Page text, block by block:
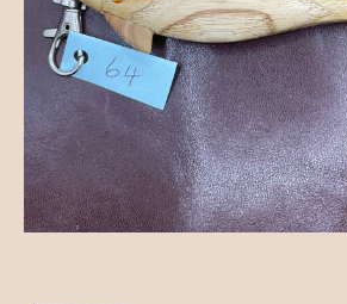
カートを確認する
お知らせ
ブログ
お問い合わせ
革製品
アクセサリー
木工ペット用品
樹脂粘土
並び順